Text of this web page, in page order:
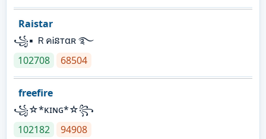
Raistar
꧁▪ ＲคᎥនтαʀ ࿐
102708
68504
freefire
꧁☆*κɪɴɢ*☆꧂
102182
94908